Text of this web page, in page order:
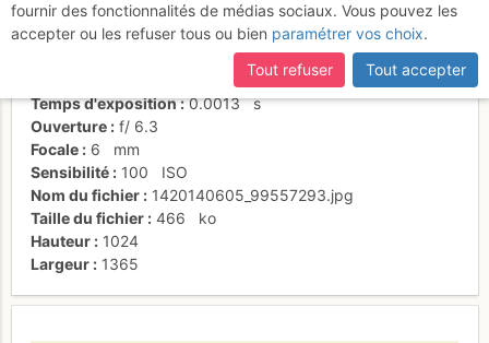
Date/heure
1 janv. 2015 15:56
Contributeur
Laurent Gothuey
individuel (CC by-nc-nd)
OLYMPUS IMAGING CORP. XZ-1
Temps d'exposition
0.0013 s
Ouverture
f/ 6.3
Focale
6
mm
Sensibilité
100
ISO
Nom du fichier
1420140605_99557293.jpg
Taille du fichier
466
ko
Hauteur
1024
Largeur
1365
fournir des fonctionnalités de médias sociaux. Vous pouvez les
accepter ou les refuser tous ou bien paramétrer vos choix.
Tout refuser
Tout accepter